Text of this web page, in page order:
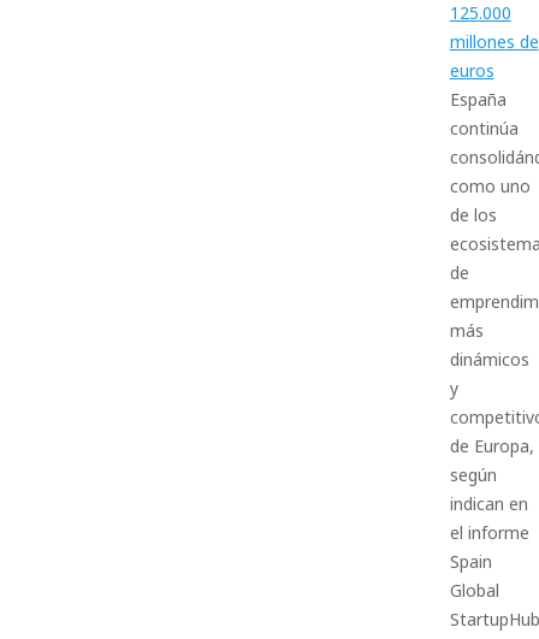
125.000
millones de
euros
España
continúa
como uno
de los
de
más
dinámicos
y
de Europa,
según
indican en
el informe
Spain
Global
StartupHub